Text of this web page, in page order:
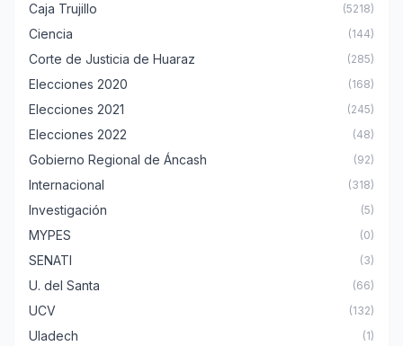
Caja Trujillo (5218)
Ciencia (144)
Corte de Justicia de Huaraz (285)
Elecciones 2020 (168)
Elecciones 2021 (245)
Elecciones 2022 (48)
Gobierno Regional de Áncash (92)
Internacional (318)
Investigación (5)
MYPES (0)
SENATI (3)
U. del Santa (66)
UCV (132)
Uladech (1)